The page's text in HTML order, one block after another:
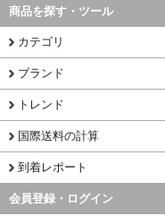
商品を探す・ツール
カテゴリ
ブランド
トレンド
国際送料の計算
到着レポート
会員登録・ログイン